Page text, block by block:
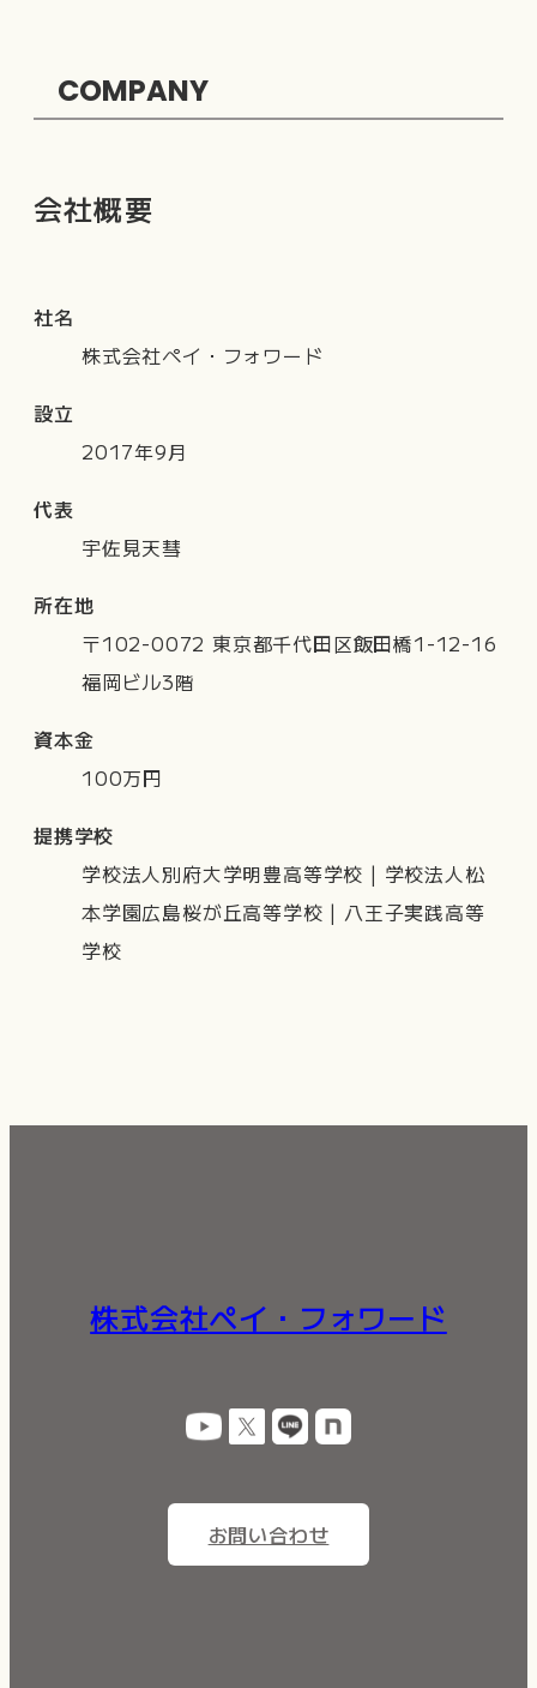
COMPANY
会社概要
社名
株式会社ペイ・フォワード
設立
2017年9月
代表
宇佐見天彗
所在地
〒102-0072 東京都千代田区飯田橋1-12-16
福岡ビル3階
資本金
100万円
提携学校
学校法人別府大学明豊高等学校 | 学校法人松
本学園広島桜が丘高等学校 | 八王子実践高等
学校
株式会社ペイ・フォワード
お問い合わせ